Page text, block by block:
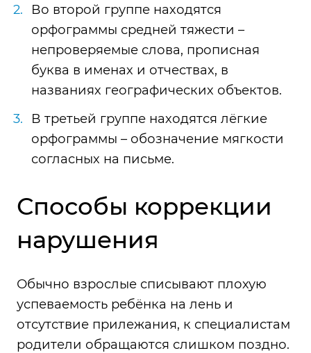
Во второй группе находятся
орфограммы средней тяжести –
непроверяемые слова, прописная
буква в именах и отчествах, в
названиях географических объектов.
В третьей группе находятся лёгкие
орфограммы – обозначение мягкости
согласных на письме.
Способы коррекции
нарушения
Обычно взрослые списывают плохую
успеваемость ребёнка на лень и
отсутствие прилежания, к специалистам
родители обращаются слишком поздно.